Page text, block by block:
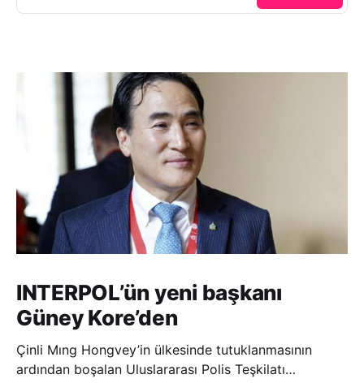
INTERPOL’ün yeni başkanı
Güney Kore’den
Çinli Mıng Hongvey’in ülkesinde tutuklanmasının
ardından boşalan Uluslararası Polis Teşkilatı